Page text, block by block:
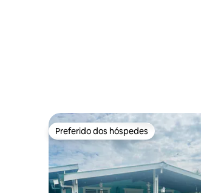
Preferido dos hóspedes
Preferido dos hóspedes